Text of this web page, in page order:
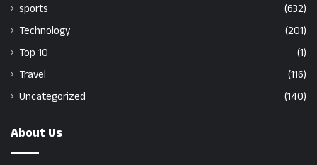
sports
(632)
Technology
(201)
Top 10
(1)
Travel
(116)
Uncategorized
(140)
About Us